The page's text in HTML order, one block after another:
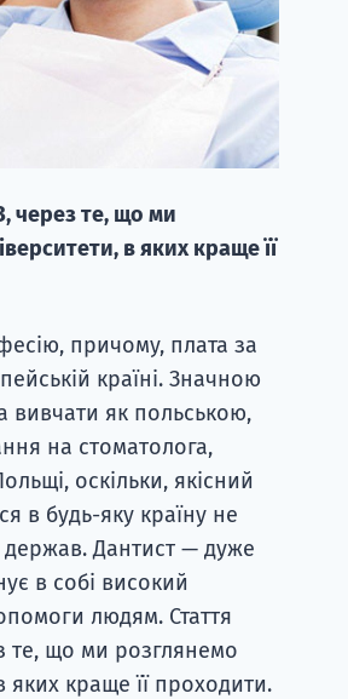
через те, що ми
в яких краще її
причому, плата за
країні. Значною
вивчати як польською,
на стоматолога,
оскільки, якісний
в будь-яку країну не
держав. Дантист — дуже
в собі високий
людям. Стаття
те, що ми розглянемо
яких краще її проходити.